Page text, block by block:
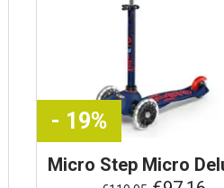
- 19%
Micro Step Micro
Marineblauw